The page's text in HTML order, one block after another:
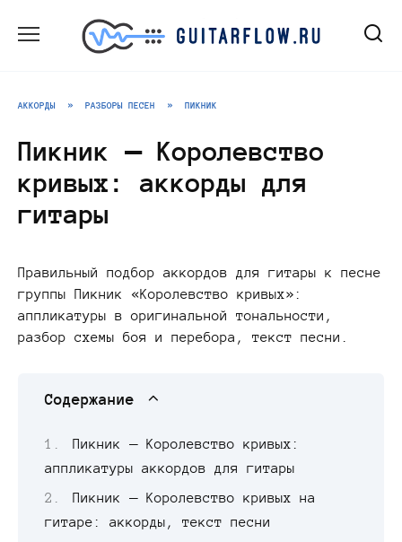
АККОРДЫ » РАЗБОРЫ ПЕСЕН » ПИКНИК
Пикник — Королевство
кривых: аккорды для
гитары
Правильный подбор аккордов для гитары к песне
группы Пикник «Королевство кривых»:
аппликатуры в оригинальной тональности,
разбор схемы боя и перебора, текст песни.
Содержание
Пикник — Королевство кривых:
аппликатуры аккордов для гитары
Пикник — Королевство кривых на
гитаре: аккорды, текст песни